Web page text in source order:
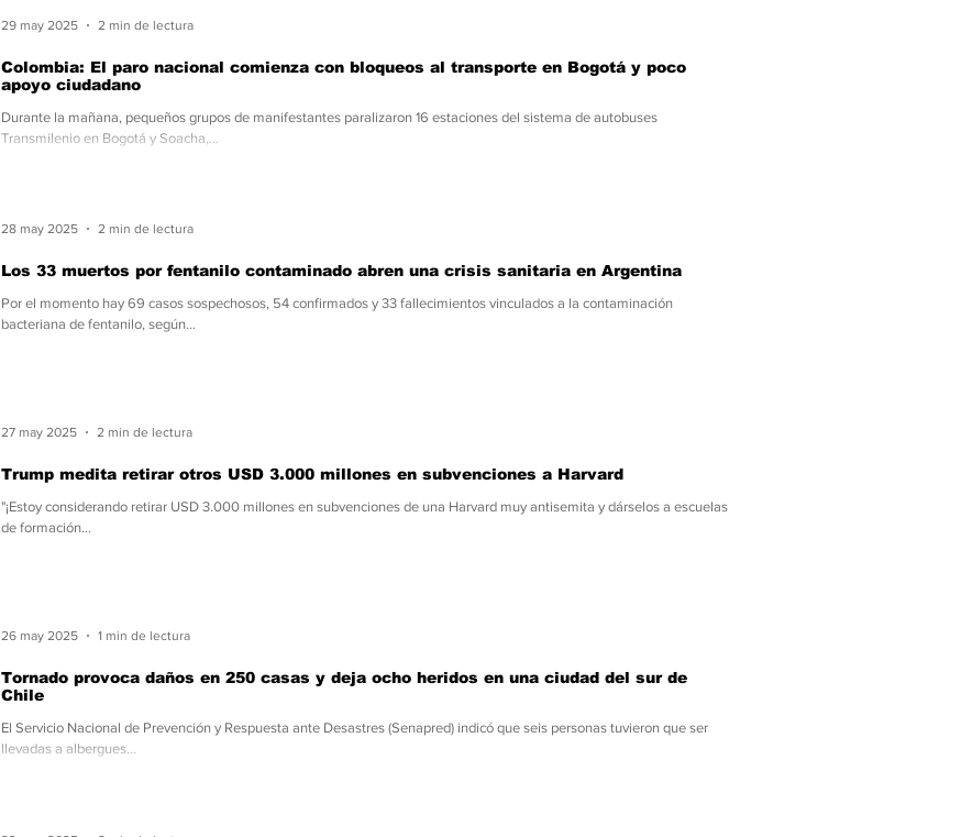
Colombia: El paro nacional comienza con bloqueos al transporte en Bogotá y poco
apoyo ciudadano
Durante la mañana, pequeños grupos de manifestantes paralizaron 16 estaciones del sistema de autobuses
Transmilenio en Bogotá y Soacha,...
29 may 2025 2 min de lectura
Los 33 muertos por fentanilo contaminado abren una crisis sanitaria en Argentina
Por el momento hay 69 casos sospechosos, 54 confirmados y 33 fallecimientos vinculados a la contaminación
bacteriana de fentanilo, según...
28 may 2025 2 min de lectura
Trump medita retirar otros USD 3.000 millones en subvenciones a Harvard
"¡Estoy considerando retirar USD 3.000 millones en subvenciones de una Harvard muy antisemita y dárselos a escuelas
de formación...
27 may 2025 2 min de lectura
Tornado provoca daños en 250 casas y deja ocho heridos en una ciudad del sur de
Chile
El Servicio Nacional de Prevención y Respuesta ante Desastres (Senapred) indicó que seis personas tuvieron que ser
llevadas a albergues...
26 may 2025 1 min de lectura